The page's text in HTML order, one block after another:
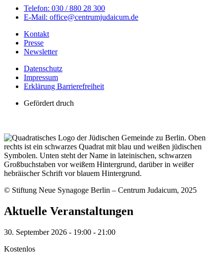
Telefon: 030 / 880 28 300
E-Mail: office@centrumjudaicum.de
Kontakt
Presse
Newsletter
Datenschutz
Impressum
Erklärung Barrierefreiheit
Gefördert druch
© Stiftung Neue Synagoge Berlin – Centrum Judaicum, 2025
Aktuelle Veranstaltungen
30. September 2026 - 19:00 - 21:00
Kostenlos